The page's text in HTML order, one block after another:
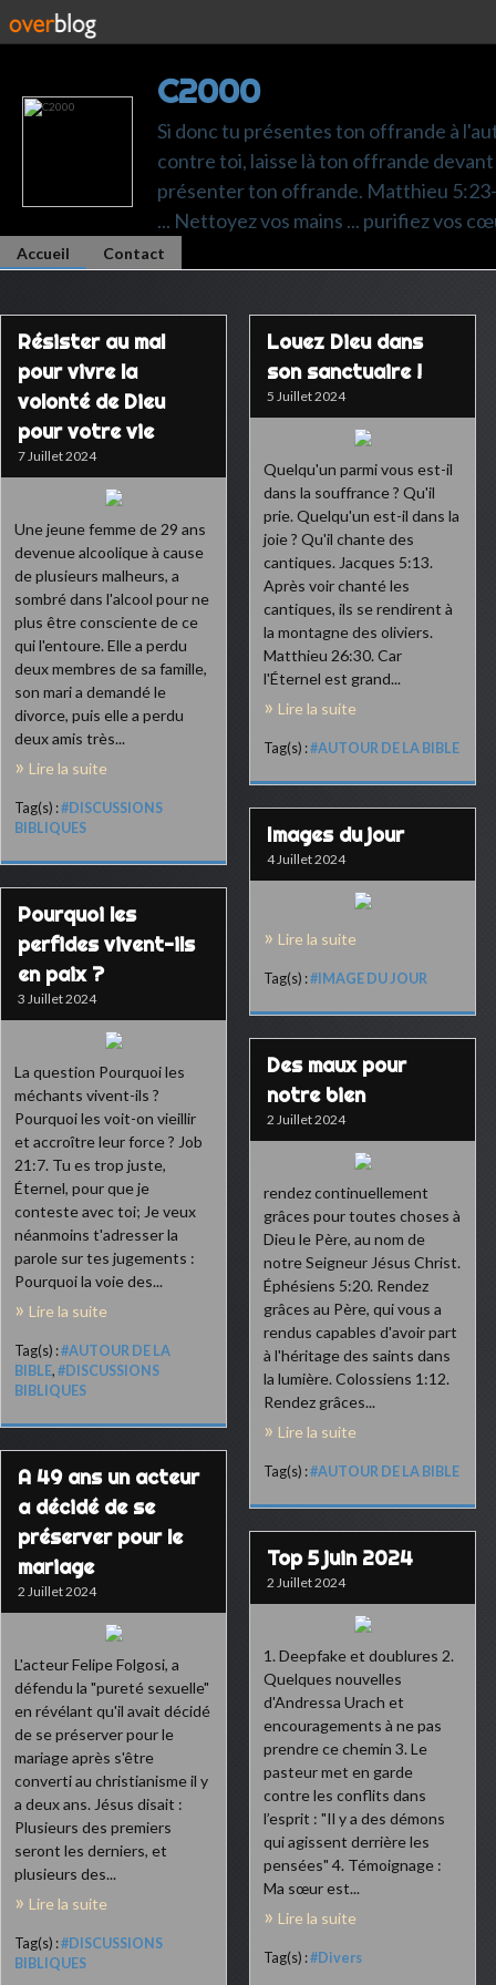
C2000
Si donc tu présentes ton offrande à
contre toi, laisse là ton offrande
présenter ton offrande. Matthieu 5:23-
... Nettoyez vos mains ... purifiez vos
Accueil Contact
Résister au mal
pour vivre la
volonté de Dieu
pour votre vie
7 Juillet 2024
Une jeune femme de 29 ans
devenue alcoolique à cause
de plusieurs malheurs, a
sombré dans l'alcool pour ne
plus être consciente de ce
qui l'entoure. Elle a perdu
deux membres de sa famille,
son mari a demandé le
divorce, puis elle a perdu
deux amis très...
Lire la suite
Tag(s) :#DISCUSSIONS
BIBLIQUES
Louez Dieu dans
son sanctuaire !
5 Juillet 2024
Quelqu'un parmi vous est-il
dans la souffrance ? Qu'il
prie. Quelqu'un est-il dans la
joie ? Qu'il chante des
cantiques. Jacques 5:13.
Après voir chanté les
cantiques, ils se rendirent à
la montagne des oliviers.
Matthieu 26:30. Car
l'Éternel est grand...
Lire la suite
Tag(s) :#AUTOUR DE LA BIBLE
Images du jour
4 Juillet 2024
Lire la suite
Tag(s) :#IMAGE DU JOUR
Pourquoi les
perfides vivent-ils
en paix ?
3 Juillet 2024
La question Pourquoi les
méchants vivent-ils ?
Pourquoi les voit-on vieillir
et accroître leur force ? Job
21:7. Tu es trop juste,
Éternel, pour que je
conteste avec toi; Je veux
néanmoins t'adresser la
parole sur tes jugements :
Pourquoi la voie des...
Lire la suite
Tag(s) :#AUTOUR DE LA
BIBLE, #DISCUSSIONS
BIBLIQUES
Des maux pour
notre bien
2 Juillet 2024
rendez continuellement
grâces pour toutes choses à
Dieu le Père, au nom de
notre Seigneur Jésus Christ.
Éphésiens 5:20. Rendez
grâces au Père, qui vous a
rendus capables d'avoir part
à l'héritage des saints dans
la lumière. Colossiens 1:12.
Rendez grâces...
Lire la suite
Tag(s) :#AUTOUR DE LA BIBLE
A 49 ans un acteur
a décidé de se
préserver pour le
mariage
2 Juillet 2024
L'acteur Felipe Folgosi, a
défendu la "pureté sexuelle"
en révélant qu'il avait décidé
de se préserver pour le
mariage après s'être
converti au christianisme il y
a deux ans. Jésus disait :
Plusieurs des premiers
seront les derniers, et
plusieurs des...
Lire la suite
Tag(s) :#DISCUSSIONS
BIBLIQUES
Top 5 juin 2024
2 Juillet 2024
1. Deepfake et doublures 2.
Quelques nouvelles
d'Andressa Urach et
encouragements à ne pas
prendre ce chemin 3. Le
pasteur met en garde
contre les conflits dans
l’esprit : "Il y a des démons
qui agissent derrière les
pensées" 4. Témoignage :
Ma sœur est...
Lire la suite
Tag(s) :#Divers